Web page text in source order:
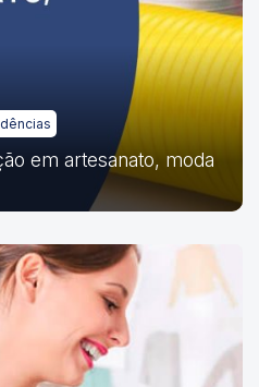
em artesanato, moda